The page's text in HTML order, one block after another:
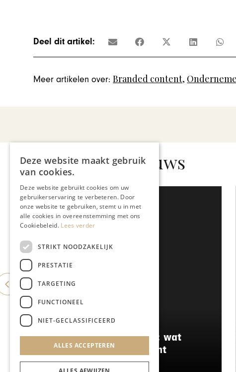
Deel dit artikel:
Meer artikelen over: Branded content,
Gerelateerd nieuws
ONDERNEMEN & ECONOMIE
Winnaars aan het woord: wat
maakt een werkgever écht
aantrekkelijk?
Deze website maakt gebruik
van cookies.
Deze website gebruikt cookies om uw
gebruikerservaring te verbeteren. Door
onze website te gebruiken, stemt u in met
alle cookies in overeenstemming met ons
Cookiebeleid. Lees verder
STRIKT NOODZAKELIJK
PRESTATIE
TARGETING
FUNCTIONEEL
NIET-GECLASSIFICEERD
ALLES ACCEPTEREN